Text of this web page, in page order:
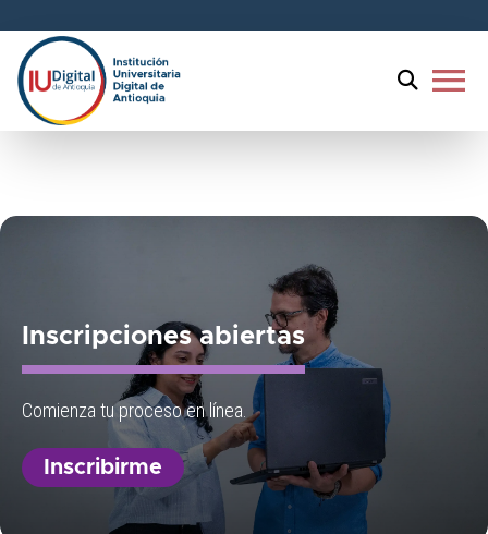
menu
Inscripciones abiertas
Comienza tu proceso en línea.
Inscribirme